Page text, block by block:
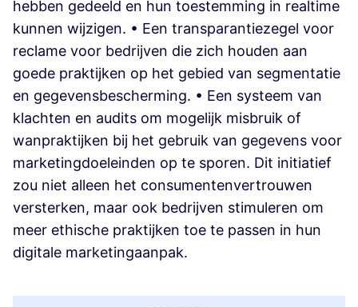
hebben gedeeld en hun toestemming in realtime
kunnen wijzigen. • Een transparantiezegel voor
reclame voor bedrijven die zich houden aan
goede praktijken op het gebied van segmentatie
en gegevensbescherming. • Een systeem van
klachten en audits om mogelijk misbruik of
wanpraktijken bij het gebruik van gegevens voor
marketingdoeleinden op te sporen. Dit initiatief
zou niet alleen het consumentenvertrouwen
versterken, maar ook bedrijven stimuleren om
meer ethische praktijken toe te passen in hun
digitale marketingaanpak.